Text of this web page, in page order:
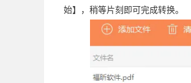
始】，稍等片刻即可完成转换。